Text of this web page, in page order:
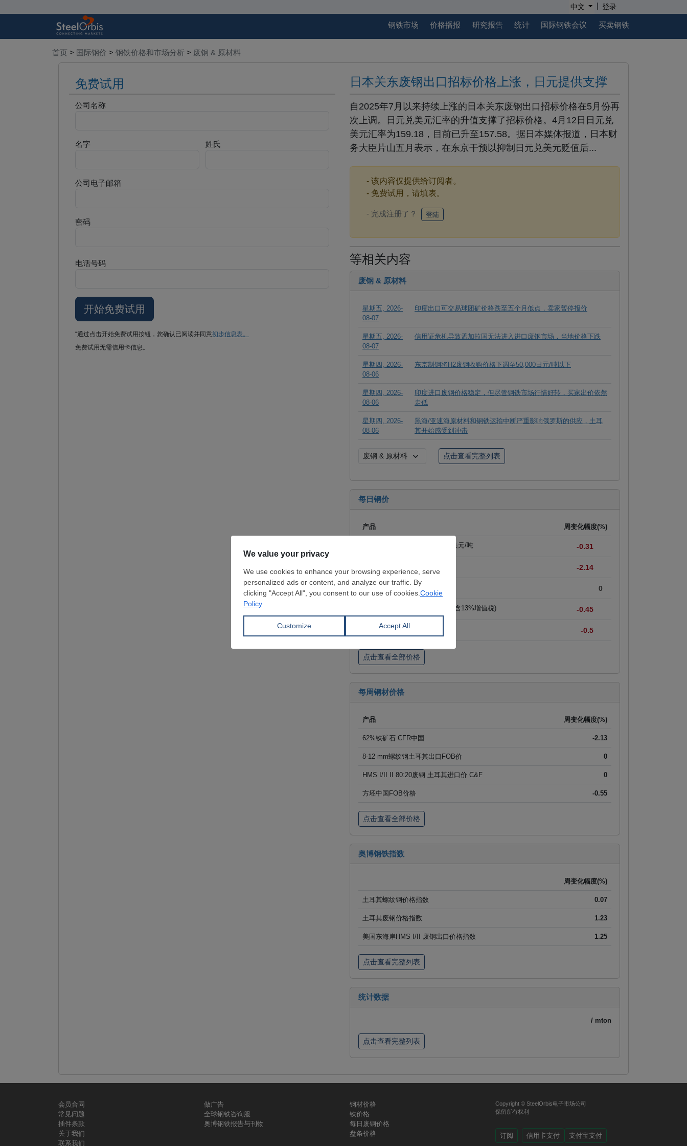
中文 | 登录
钢铁市场 价格播报 研究报告 统计 国际钢铁会议 买卖钢铁
首页 > 国际钢价 > 钢铁价格和市场分析 > 废钢 & 原材料
免费试用
公司名称
名字 姓氏
公司电子邮箱
密码
电话号码
“通过点击开始免费试用按钮，您确认已阅读并同意初步信息表。
免费试用无需信用卡信息。
日本关东废钢出口招标价格上涨，日元提供支撑
自2025年7月以来持续上涨的日本关东废钢出口招标价格在5月份再
次上调。日元兑美元汇率的升值支撑了招标价格。4月12日日元兑
美元汇率为159.18，目前已升至157.58。据日本媒体报道，日本财
务大臣片山五月表示，在东京干预以抑制日元兑美元贬值后...
- 该内容仅提供给订阅者。
- 免费试用，请填表。
- 完成注册了？ 登陆
等相关内容
废钢 & 原材料
星期五, 2026-
08-07
印度出口可交易球团矿价格跌至五个月低点，卖家暂停报价
星期五, 2026-
08-07
信用证危机导致孟加拉国无法进入进口废钢市场，当地价格下跌
星期四, 2026-
08-06
东京制钢将H2废钢收购价格下调至50,000日元/吨以下
星期四, 2026-
08-06
印度进口废钢价格稳定，但尽管钢铁市场行情好转，买家出价依然
走低
星期四, 2026-
08-06
黑海/亚速海原材料和钢铁运输中断严重影响俄罗斯的供应，土耳
其开始感受到冲击
每日钢价
产品 周变化幅度(%)
- 62%Fe，CFR 中国，美元/吨 -0.31
-2.14
螺纹钢 - FOB 土耳其，美元/吨 0
- 出库价 中国，人民币/吨(含13%增值税) -0.45
- FOB 中国，美元/吨 -0.5
点击查看全部价格
每周钢材价格
产品 周变化幅度(%)
62%铁矿石 CFR中国 -2.13
8-12 mm螺纹钢土耳其出口FOB价 0
HMS I/II II 80:20废钢 土耳其进口价 C&F 0
方坯中国FOB价格 -0.55
点击查看全部价格
奥博钢铁指数
周变化幅度(%)
土耳其螺纹钢价格指数 0.07
土耳其废钢价格指数 1.23
美国东海岸HMS I/II 废钢出口价格指数 1.25
点击查看完整列表
统计数据
/ mton
点击查看完整列表
会员合同
常见问题
插件条款
关于我们
联系我们
做广告
全球钢铁咨询服
奥博钢铁报告与刊物
钢材价格
铁价格
每日废钢价格
盘条价格
Copyright © SteelOrbis电子市场公司
保留所有权利
订阅 信用卡支付 支付宝支付